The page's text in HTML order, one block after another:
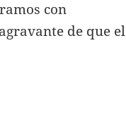
con
de que el